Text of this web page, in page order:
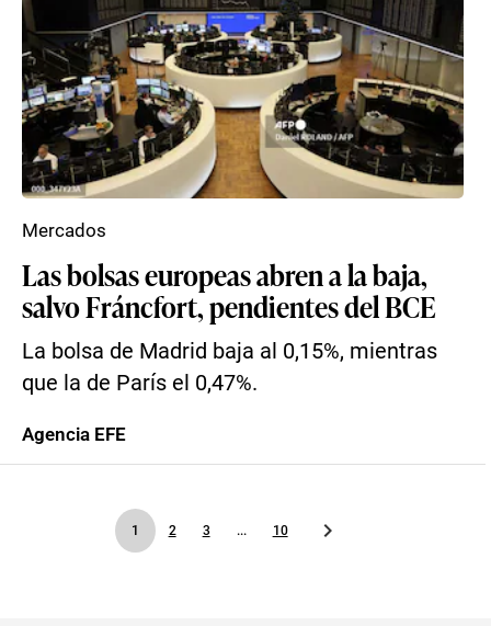
Las bolsas europeas abren a la baja,
salvo Fráncfort, pendientes del BCE
La bolsa de Madrid baja al 0,15%, mientras
que la de París el 0,47%.
Mercados
Agencia EFE
1 2 3 ... 10